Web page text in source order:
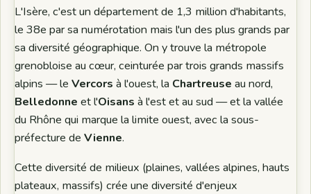
L'Isère, c'est un département de 1,3 million d'habitants,
le 38e par sa numérotation mais l'un des plus grands par
sa diversité géographique. On y trouve la métropole
grenobloise au cœur, ceinturée par trois grands massifs
alpins — leVercors à l'ouest, la Chartreuse au nord,
Belledonne et l'Oisans à l'est et au sud — et la vallée
du Rhône qui marque la limite ouest, avec la sous-
préfecture deVienne.
Cette diversité de milieux (plaines, vallées alpines, hauts
plateaux, massifs) crée une diversité d'enjeux